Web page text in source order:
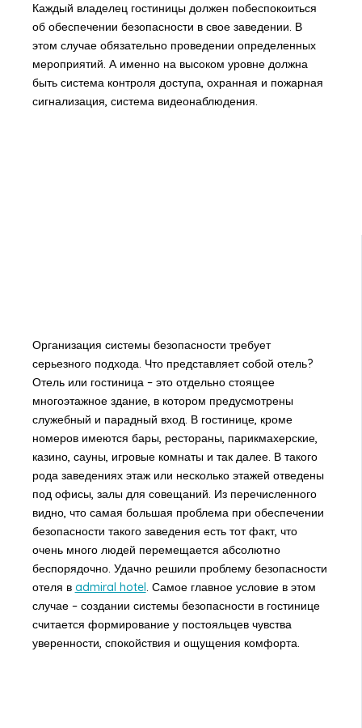
Каждый владелец гостиницы должен побеспокоиться
об обеспечении безопасности в свое заведении. В
этом случае обязательно проведении определенных
мероприятий. А именно на высоком уровне должна
быть система контроля доступа, охранная и пожарная
сигнализация, система видеонаблюдения.
Организация системы безопасности требует
серьезного подхода. Что представляет собой отель?
Отель или гостиница – это отдельно стоящее
многоэтажное здание, в котором предусмотрены
служебный и парадный вход. В гостинице, кроме
номеров имеются бары, рестораны, парикмахерские,
казино, сауны, игровые комнаты и так далее. В такого
рода заведениях этаж или несколько этажей отведены
под офисы, залы для совещаний. Из перечисленного
видно, что самая большая проблема при обеспечении
безопасности такого заведения есть тот факт, что
очень много людей перемещается абсолютно
беспорядочно. Удачно решили проблему безопасности
отеля в admiral hotel. Самое главное условие в этом
случае – создании системы безопасности в гостинице
считается формирование у постояльцев чувства
уверенности, спокойствия и ощущения комфорта.